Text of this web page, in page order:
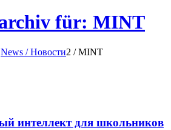
für: MINT
News / Новости2 / MINT
интеллект для школьников